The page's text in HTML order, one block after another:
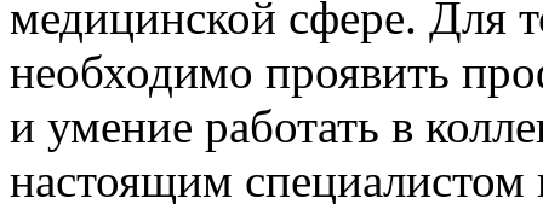
медицинской сфере. Для
необходимо проявить
и умение работать в
настоящим специалистом